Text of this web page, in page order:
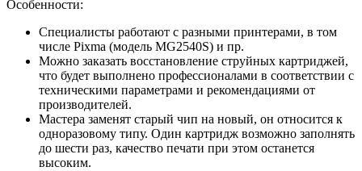
Особенности:
Специалисты работают с разными принтерами, в том
числе Pixma (модель MG2540S) и пр.
Можно заказать восстановление струйных картриджей,
что будет выполнено профессионалами в соответствии с
техническими параметрами и рекомендациями от
производителей.
Мастера заменят старый чип на новый, он относится к
одноразовому типу. Один картридж возможно заполнять
до шести раз, качество печати при этом останется
высоким.